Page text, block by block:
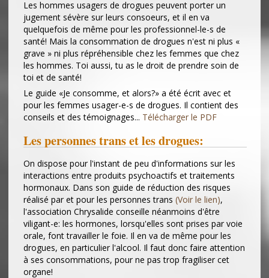
Les hommes usagers de drogues peuvent porter un
jugement sévère sur leurs consoeurs, et il en va
quelquefois de même pour les professionnel-le-s de
santé! Mais la consommation de drogues n'est ni plus «
grave » ni plus répréhensible chez les femmes que chez
les hommes. Toi aussi, tu as le droit de prendre soin de
toi et de santé!
Le guide «Je consomme, et alors?» a été écrit avec et
pour les femmes usager-e-s de drogues. Il contient des
conseils et des témoignages... Télécharger le PDF
Les personnes trans et les drogues:
On dispose pour l'instant de peu d'informations sur les
interactions entre produits psychoactifs et traitements
hormonaux. Dans son guide de réduction des risques
réalisé par et pour les personnes trans (Voir le lien),
l'association Chrysalide conseille néanmoins d'être
viligant-e: les hormones, lorsqu'elles sont prises par voie
orale, font travailler le foie. Il en va de même pour les
drogues, en particulier l'alcool. Il faut donc faire attention
à ses consommations, pour ne pas trop fragiliser cet
organe!